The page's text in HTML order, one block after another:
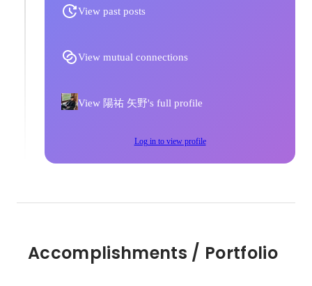
View past posts
View mutual connections
View 陽祐 矢野's full profile
Log in to view profile
Accomplishments / Portfolio